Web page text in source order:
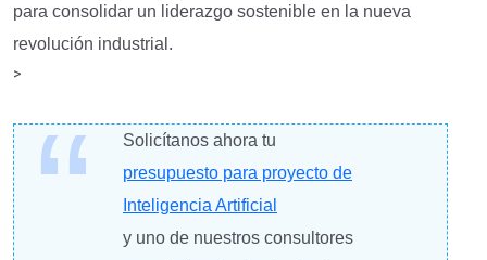
para consolidar un liderazgo sostenible en la nueva
revolución industrial.
>
Solicítanos ahora tu
presupuesto para proyecto de
Inteligencia Artificial
y uno de nuestros consultores